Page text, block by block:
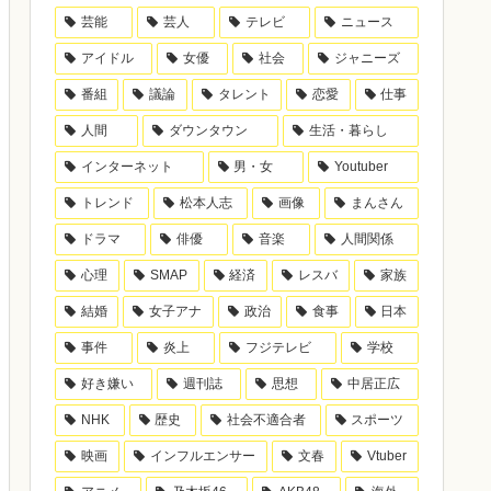
芸能 芸人 テレビ ニュース
アイドル 女優 社会 ジャニーズ
番組 議論 タレント 恋愛 仕事
人間 ダウンタウン 生活・暮らし
インターネット 男・女 Youtuber
トレンド 松本人志 画像 まんさん
ドラマ 俳優 音楽 人間関係
心理 SMAP 経済 レスバ 家族
結婚 女子アナ 政治 食事 日本
事件 炎上 フジテレビ 学校
好き嫌い 週刊誌 思想 中居正広
NHK 歴史 社会不適合者 スポーツ
映画 インフルエンサー 文春 Vtuber